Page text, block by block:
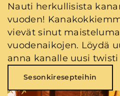
Nauti herkullisista
vuoden!
vievät sinut
vuodenaikojen. Löydä
anna kanalle uusi
Sesonkiresepteihin